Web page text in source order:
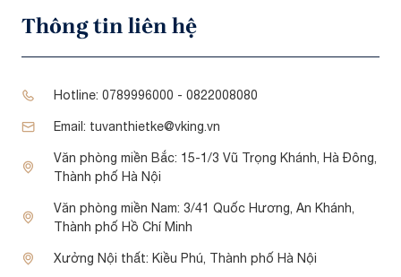
Thông tin liên hệ
Hotline: 0789996000 - 0822008080
Email: tuvanthietke@vking.vn
Văn phòng miền Bắc: 15-1/3 Vũ Trọng Khánh, Hà Đông,
Thành phố Hà Nội
Văn phòng miền Nam: 3/41 Quốc Hương, An Khánh,
Thành phố Hồ Chí Minh
Xưởng Nội thất: Kiều Phú, Thành phố Hà Nội